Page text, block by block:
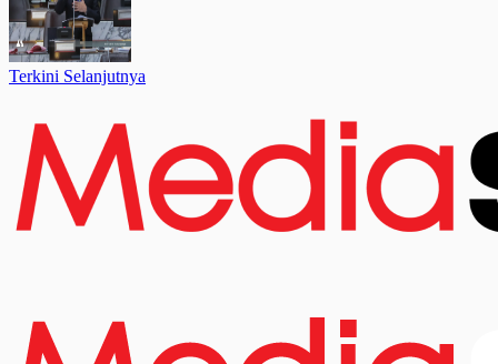
Terkini Selanjutnya